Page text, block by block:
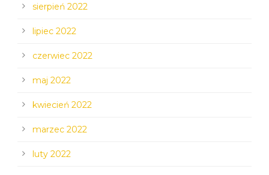
sierpień 2022
lipiec 2022
czerwiec 2022
maj 2022
kwiecień 2022
marzec 2022
luty 2022